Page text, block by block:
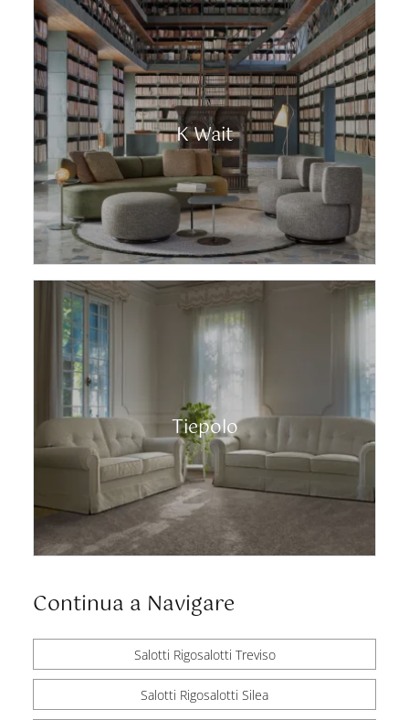
K Wait
Tiepolo
Continua a Navigare
Salotti Rigosalotti Treviso
Salotti Rigosalotti Silea